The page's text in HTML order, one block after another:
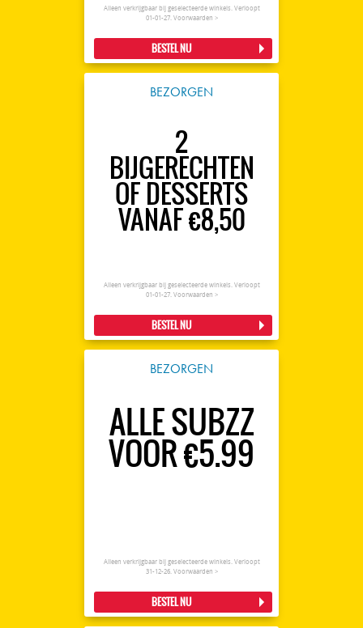
Alleen verkrijgbaar bij geselecteerde winkels. Verloopt
01-01-27. Voorwaarden >
BESTEL NU
BEZORGEN
2
BIJGERECHTEN
OF DESSERTS
VANAF €8,50
Alleen verkrijgbaar bij geselecteerde winkels. Verloopt
01-01-27. Voorwaarden >
BESTEL NU
BEZORGEN
ALLE SUBZZ
VOOR €5.99
Alleen verkrijgbaar bij geselecteerde winkels. Verloopt
31-12-26. Voorwaarden >
BESTEL NU